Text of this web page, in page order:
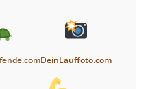
DeinLauffoto.com